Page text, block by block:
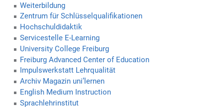
Weiterbildung
Zentrum für Schlüsselqualifikationen
Hochschuldidaktik
Servicestelle E-Learning
University College Freiburg
Freiburg Advanced Center of Education
Impulswerkstatt Lehrqualität
Archiv Magazin uni’lernen
English Medium Instruction
Sprachlehrinstitut